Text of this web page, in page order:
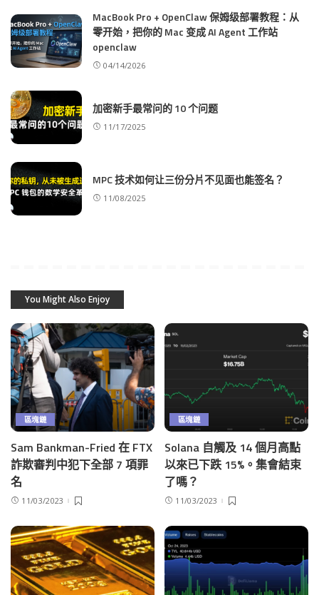
MacBook Pro + OpenClaw 保姆级部署教程：从
零开始，把你的 Mac 变成 AI Agent 工作站
openclaw
04/14/2026
加密新手最常问的 10 个问题
11/17/2025
MPC 技术如何让三份分片不见面也能签名？
11/08/2025
You Might Also Enjoy
區塊鏈
Sam Bankman-Fried 在 FTX
詐欺審判中犯下全部 7 項罪
名
11/03/2023
區塊鏈
Solana 自觸及 14 個月高點
以來已下跌 15%。集會結束
了嗎？
11/03/2023